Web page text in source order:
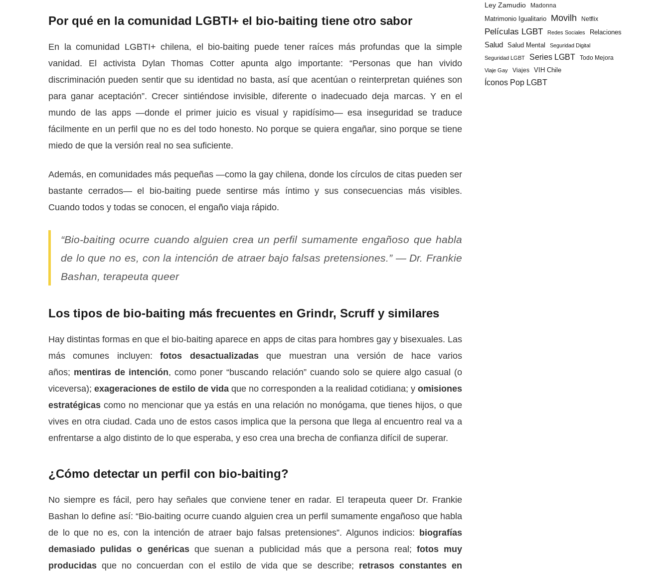
Por qué en la comunidad LGBTI+ el bio-baiting tiene otro sabor
En la comunidad LGBTI+ chilena, el bio-baiting puede tener raíces más profundas que la simple
vanidad. El activista Dylan Thomas Cotter apunta algo importante: “Personas que han vivido
discriminación pueden sentir que su identidad no basta, así que acentúan o reinterpretan quiénes son
para ganar aceptación”. Crecer sintiéndose invisible, diferente o inadecuado deja marcas. Y en el
mundo de las apps —donde el primer juicio es visual y rapidísimo— esa inseguridad se traduce
fácilmente en un perfil que no es del todo honesto. No porque se quiera engañar, sino porque se tiene
miedo de que la versión real no sea suficiente.
Además, en comunidades más pequeñas —como la gay chilena, donde los círculos de citas pueden ser
bastante cerrados— el bio-baiting puede sentirse más íntimo y sus consecuencias más visibles.
Cuando todos y todas se conocen, el engaño viaja rápido.
“Bio-baiting ocurre cuando alguien crea un perfil sumamente engañoso que habla
de lo que no es, con la intención de atraer bajo falsas pretensiones.” — Dr. Frankie
Bashan, terapeuta queer
Los tipos de bio-baiting más frecuentes en Grindr, Scruff y similares
Hay distintas formas en que el bio-baiting aparece en apps de citas para hombres gay y bisexuales. Las
más comunes incluyen:fotos desactualizadasque muestran una versión de hace varios
años; mentiras de intención, como poner “buscando relación” cuando solo se quiere algo casual (o
viceversa); exageraciones de estilo de vida que no corresponden a la realidad cotidiana; y omisiones
estratégicas como no mencionar que ya estás en una relación no monógama, que tienes hijos, o que
vives en otra ciudad. Cada uno de estos casos implica que la persona que llega al encuentro real va a
enfrentarse a algo distinto de lo que esperaba, y eso crea una brecha de confianza difícil de superar.
¿Cómo detectar un perfil con bio-baiting?
No siempre es fácil, pero hay señales que conviene tener en radar. El terapeuta queer Dr. Frankie
Bashan lo define así: “Bio-baiting ocurre cuando alguien crea un perfil sumamente engañoso que habla
de lo que no es, con la intención de atraer bajo falsas pretensiones”. Algunos indicios: biografías
demasiado pulidas o genéricasque suenan a publicidad más que a persona real; fotos muy
producidas que no concuerdan con el estilo de vida que se describe; retrasos constantes en
Ley Zamudio Madonna
Matrimonio Igualitario Movilh Netflix
Películas LGBT Redes Sociales Relaciones
Salud Salud Mental Seguridad Digital
Seguridad LGBT Series LGBT Todo Mejora
Viaje Gay Viajes VIH Chile
Íconos Pop LGBT